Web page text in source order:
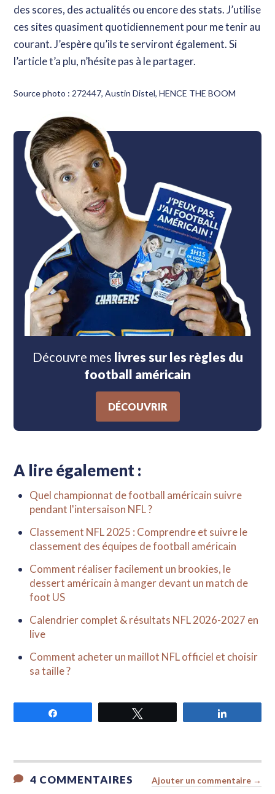
des scores, des actualités ou encore des stats. J’utilise
ces sites quasiment quotidiennement pour me tenir au
courant. J’espère qu’ils te serviront également. Si
l’article t’a plu, n’hésite pas à le partager.
Source photo : 272447, Austin Distel, HENCE THE BOOM
Découvre mes livres sur les règles du
football américain
DÉCOUVRIR
A lire également :
Quel championnat de football américain suivre
pendant l'intersaison NFL ?
Classement NFL 2025 : Comprendre et suivre le
classement des équipes de football américain
Comment réaliser facilement un brookies, le
dessert américain à manger devant un match de
foot US
Calendrier complet & résultats NFL 2026-2027 en
live
Comment acheter un maillot NFL officiel et choisir
sa taille ?
4 COMMENTAIRES Ajouter un commentaire →